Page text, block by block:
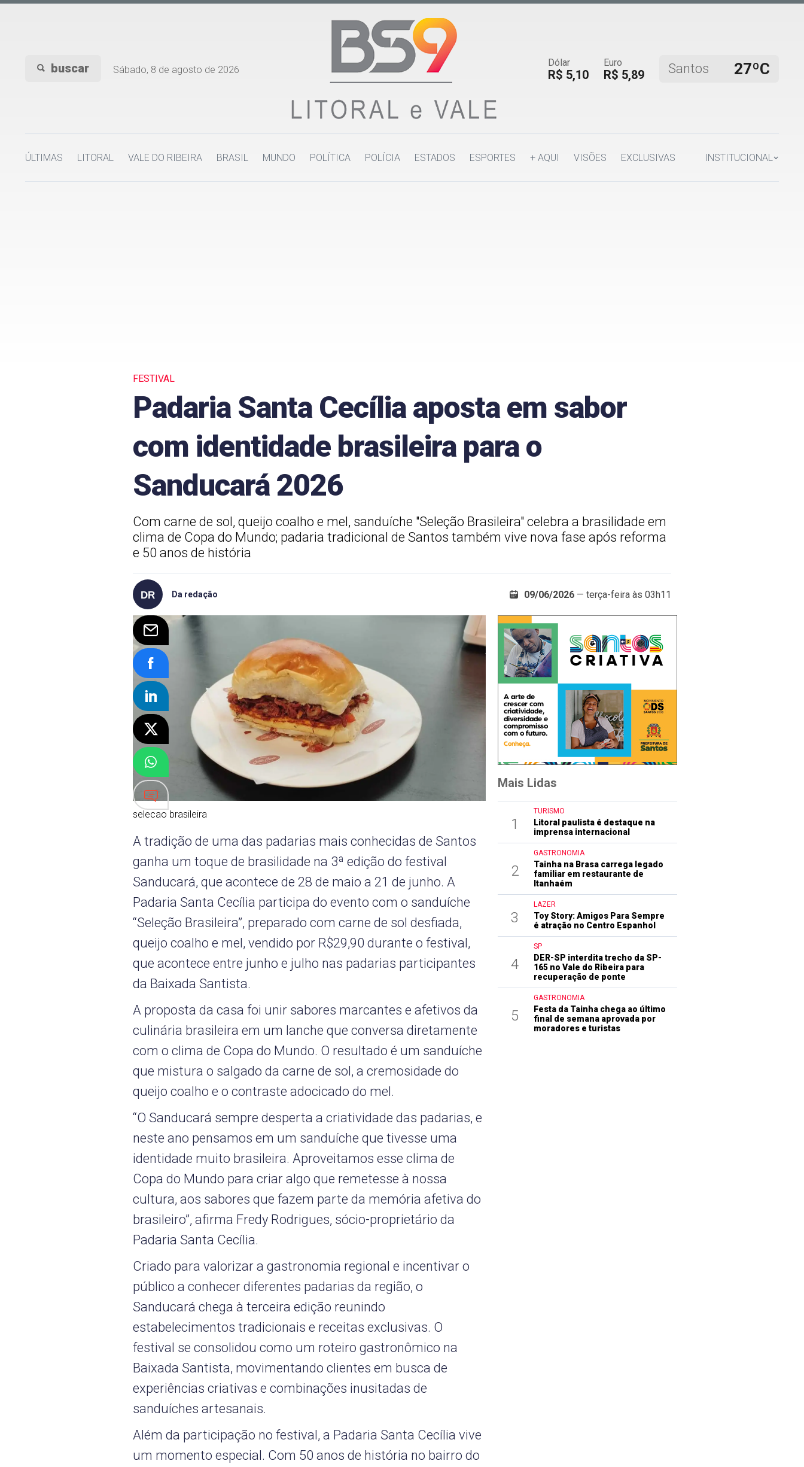
buscar Sábado, 8 de agosto de 2026
Dólar
R$ 5,10
Euro
R$ 5,89 Santos 27ºC
ÚLTIMAS LITORAL VALE DO RIBEIRA BRASIL MUNDO POLÍTICA POLÍCIA ESTADOS ESPORTES + AQUI VISÕES EXCLUSIVAS INSTITUCIONAL
FESTIVAL
Padaria Santa Cecília aposta em sabor
com identidade brasileira para o
Sanducará 2026
Com carne de sol, queijo coalho e mel, sanduíche "Seleção Brasileira" celebra a brasilidade em
clima de Copa do Mundo; padaria tradicional de Santos também vive nova fase após reforma
e 50 anos de história
Da redação 09/06/2026 — terça-feira às 03h11
selecao brasileira
A tradição de uma das padarias mais conhecidas de Santos
ganha um toque de brasilidade na 3ª edição do festival
Sanducará, que acontece de 28 de maio a 21 de junho. A
Padaria Santa Cecília participa do evento com o sanduíche
“Seleção Brasileira”, preparado com carne de sol desfiada,
queijo coalho e mel, vendido por R$29,90 durante o festival,
que acontece entre junho e julho nas padarias participantes
da Baixada Santista.
A proposta da casa foi unir sabores marcantes e afetivos da
culinária brasileira em um lanche que conversa diretamente
com o clima de Copa do Mundo. O resultado é um sanduíche
que mistura o salgado da carne de sol, a cremosidade do
queijo coalho e o contraste adocicado do mel.
“O Sanducará sempre desperta a criatividade das padarias, e
neste ano pensamos em um sanduíche que tivesse uma
identidade muito brasileira. Aproveitamos esse clima de
Copa do Mundo para criar algo que remetesse à nossa
cultura, aos sabores que fazem parte da memória afetiva do
brasileiro”, afirma Fredy Rodrigues, sócio-proprietário da
Padaria Santa Cecília.
Criado para valorizar a gastronomia regional e incentivar o
público a conhecer diferentes padarias da região, o
Sanducará chega à terceira edição reunindo
estabelecimentos tradicionais e receitas exclusivas. O
festival se consolidou como um roteiro gastronômico na
Baixada Santista, movimentando clientes em busca de
experiências criativas e combinações inusitadas de
sanduíches artesanais.
Além da participação no festival, a Padaria Santa Cecília vive
um momento especial. Com 50 anos de história no bairro do
Mais Lidas
1
TURISMO
Litoral paulista é destaque na
imprensa internacional
2
GASTRONOMIA
Tainha na Brasa carrega legado
familiar em restaurante de
Itanhaém
3
LAZER
Toy Story: Amigos Para Sempre
é atração no Centro Espanhol
4
SP
DER-SP interdita trecho da SP-
165 no Vale do Ribeira para
recuperação de ponte
5
GASTRONOMIA
Festa da Tainha chega ao último
final de semana aprovada por
moradores e turistas